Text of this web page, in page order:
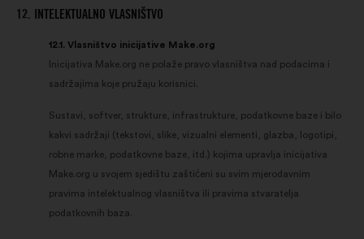
12. INTELEKTUALNO VLASNIŠTVO
12.1. Vlasništvo inicijative Make.org
Inicijativa Make.org ne polaže pravo vlasništva nad podacima i
sadržajima koje pružaju korisnici.
Sustavi, softver, strukture, infrastrukture, podatkovne baze i bilo
kakvi sadržaji (tekstovi, slike, vizualni elementi, glazba, logotipi,
robne marke, podatkovne baze, itd.) kojima upravlja inicijativa
Make.org u svojem sjedištu zaštićeni su svim mjerodavnim
pravima intelektualnog vlasništva ili pravima stvaratelja
podatkovnih baza.